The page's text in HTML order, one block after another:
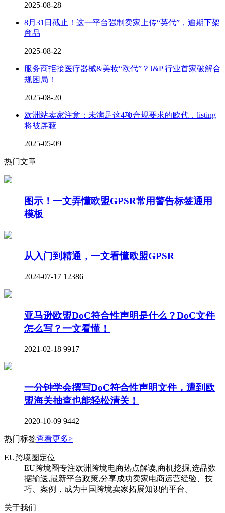
2025-08-28
8月31日截止！这一平台强制卖家上传“英代”，逾期下架
商品
2025-08-22
服务商拒接医疗器械&美妆“欧代”？J&P 行业首家破解合
规困局！
2025-08-20
欧洲站卖家注意：未满足这4项合规要求的欧代，listing
将被屏蔽
2025-05-09
热门文章
图示！一文弄懂欧盟GPSR常用警告标签通用
模板
从入门到精通，一文看懂欧盟GPSR
2024-07-17 12386
亚马逊欧盟DoC符合性声明是什么？DoC文件
怎么写？一文看懂！
2021-02-18 9917
一分钟学会撰写DoC符合性声明文件，遭到欧
盟海关抽查也能轻松清关！
2020-10-09 9442
热门标签查看更多>
EU跨境圈定位
EU跨境圈专注欧洲跨境电商热点解读,商机挖掘,选品数
据输送,最新平台政策,分享成功卖家电商运营经验、技
巧、案例，成为中国跨境卖家拓展知识的平台。
关于我们